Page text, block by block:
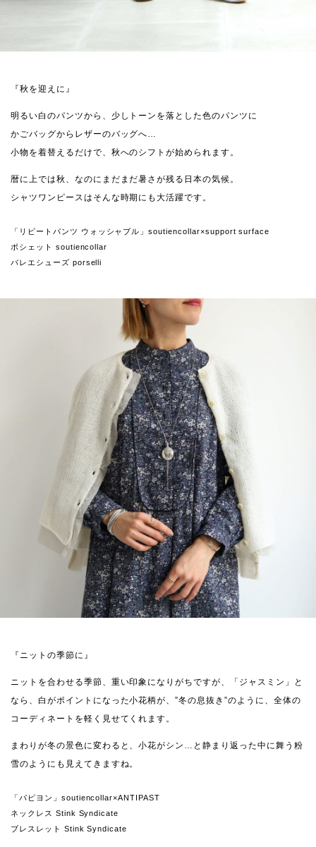
『秋を迎えに』
明るい白のパンツから、少しトーンを落とした色のパンツに
かごバッグからレザーのバッグへ…
小物を着替えるだけで、秋へのシフトが始められます。
暦に上では秋、なのにまだまだ暑さが残る日本の気候。
シャツワンピースはそんな時期にも大活躍です。
「リピートパンツ ウォッシャブル」soutiencollar×support surface
ポシェット soutiencollar
バレエシューズ porselli
『ニットの季節に』
ニットを合わせる季節、重い印象になりがちですが、「ジャスミン」と
なら、白がポイントになった小花柄が、”冬の息抜き”のように、全体の
コーディネートを軽く見せてくれます。
まわりが冬の景色に変わると、小花がシン…と静まり返った中に舞う粉
雪のようにも見えてきますね。
「パピヨン」soutiencollar×ANTIPAST
ネックレス Stink Syndicate
ブレスレット Stink Syndicate